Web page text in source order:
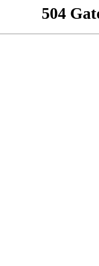
504